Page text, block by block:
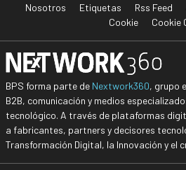
Nosotros Etiquetas Rss Feed
Cookie
Cookie
BPS forma parte de Nextwork360, grupo
B2B, comunicación y medios
tecnológico. A través de plataformas
a fabricantes, partners y decisores
Transformación Digital, la Innovación y el